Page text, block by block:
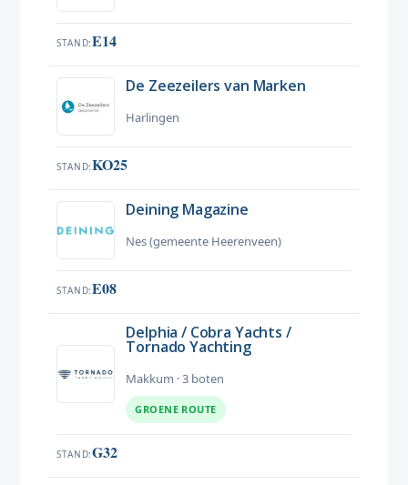
STAND E14
De Zeezeilers van Marken
Harlingen
STAND KO25
Deining Magazine
Nes (gemeente Heerenveen)
STAND E08
Delphia / Cobra Yachts /
Tornado Yachting
Makkum · 3 boten
GROENE ROUTE
STAND G32